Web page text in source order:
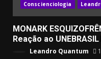
Conscienciologia
MONARK
Reação ao
Leandro Quantum